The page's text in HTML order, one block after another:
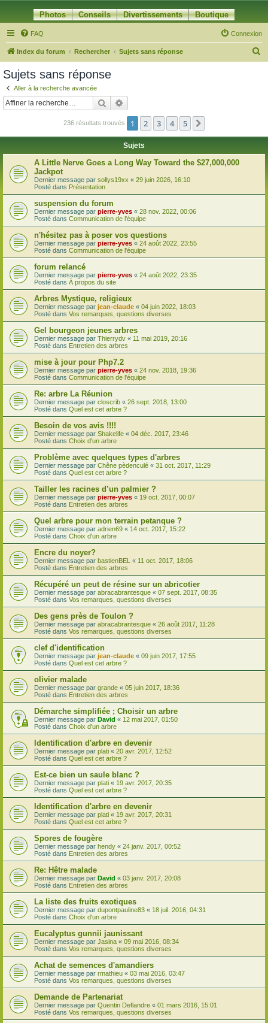
Photos Conseils Divertissements Boutique
FAQ Connexion
Index du forum Rechercher Sujets sans réponse
c
Sujets sans réponse
Aller à la recherche avancée
Rechercher
236 résultats trouvés 1 2 3 4 5
Sujets
A Little Nerve Goes a Long Way Toward the $27,000,000
Jackpot
Dernier message par sollys19xx « 29 juin 2026, 16:10
Posté dans Présentation
suspension du forum
Dernier message par pierre-yves « 28 nov. 2022, 00:06
Posté dans Communication de l'équipe
n'hésitez pas à poser vos questions
Dernier message par pierre-yves « 24 août 2022, 23:55
Posté dans Communication de l'équipe
forum relancé
Dernier message par pierre-yves « 24 août 2022, 23:35
Posté dans À propos du site
Arbres Mystique, religieux
Dernier message par jean-claude « 04 juin 2022, 18:03
Posté dans Vos remarques, questions diverses
Gel bourgeon jeunes arbres
Dernier message par Thierrydv « 11 mai 2019, 20:16
Posté dans Entretien des arbres
mise à jour pour Php7.2
Dernier message par pierre-yves « 24 nov. 2018, 19:36
Posté dans Communication de l'équipe
Re: arbre La Réunion
Dernier message par closcrib « 26 sept. 2018, 13:00
Posté dans Quel est cet arbre ?
Besoin de vos avis !!!!
Dernier message par Shakelife « 04 déc. 2017, 23:46
Posté dans Choix d'un arbre
Problème avec quelques types d'arbres
Dernier message par Chêne pèdenculé « 31 oct. 2017, 11:29
Posté dans Quel est cet arbre ?
Tailler les racines d’un palmier ?
Dernier message par pierre-yves « 19 oct. 2017, 00:07
Posté dans Entretien des arbres
Quel arbre pour mon terrain petanque ?
Dernier message par adrien69 « 14 oct. 2017, 15:22
Posté dans Choix d'un arbre
Encre du noyer?
Dernier message par bastienBEL « 11 oct. 2017, 18:06
Posté dans Entretien des arbres
Récupéré un peut de résine sur un abricotier
Dernier message par abracabrantesque « 07 sept. 2017, 08:35
Posté dans Vos remarques, questions diverses
Des gens près de Toulon ?
Dernier message par abracabrantesque « 26 août 2017, 11:28
Posté dans Vos remarques, questions diverses
clef d'identification
Dernier message par jean-claude « 09 juin 2017, 17:55
Posté dans Quel est cet arbre ?
olivier malade
Dernier message par grande « 05 juin 2017, 18:36
Posté dans Entretien des arbres
Démarche simplifiée ; Choisir un arbre
Dernier message par David « 12 mai 2017, 01:50
Posté dans Choix d'un arbre
Identification d'arbre en devenir
Dernier message par plati « 20 avr. 2017, 12:52
Posté dans Quel est cet arbre ?
Est-ce bien un saule blanc ?
Dernier message par plati « 19 avr. 2017, 20:35
Posté dans Quel est cet arbre ?
Identification d'arbre en devenir
Dernier message par plati « 19 avr. 2017, 20:31
Posté dans Quel est cet arbre ?
Spores de fougère
Dernier message par hendy « 24 janv. 2017, 00:52
Posté dans Entretien des arbres
Re: Hêtre malade
Dernier message par David « 03 janv. 2017, 20:08
Posté dans Entretien des arbres
La liste des fruits exotiques
Dernier message par dupontpauline83 « 18 juil. 2016, 04:31
Posté dans Choix d'un arbre
Eucalyptus gunnii jaunissant
Dernier message par Jasina « 09 mai 2016, 08:34
Posté dans Vos remarques, questions diverses
Achat de semences d'amandiers
Dernier message par rmathieu « 03 mai 2016, 03:47
Posté dans Vos remarques, questions diverses
Demande de Partenariat
Dernier message par Quentin Deflandre « 01 mars 2016, 15:01
Posté dans Vos remarques, questions diverses